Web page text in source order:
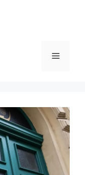
Menü